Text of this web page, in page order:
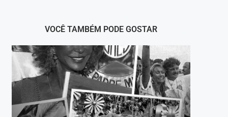
VOCÊ TAMBÉM PODE GOSTAR